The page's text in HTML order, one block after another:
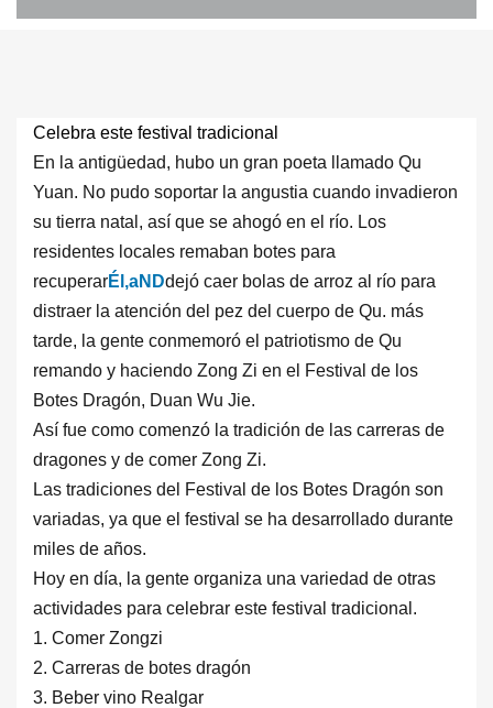
Celebra este festival tradicional
En la antigüedad, hubo un gran poeta llamado Qu
Yuan. No pudo soportar la angustia cuando invadieron
su tierra natal, así que se ahogó en el río. Los
residentes locales remaban botes para
recuperarÉl ,aNDdejó caer bolas de arroz al río para
distraer la atención del pez del cuerpo de Qu. más
tarde, la gente conmemoró el patriotismo de Qu
remando y haciendo Zong Zi en el Festival de los
Botes Dragón, Duan Wu Jie.
Así fue como comenzó la tradición de las carreras de
dragones y de comer Zong Zi.
Las tradiciones del Festival de los Botes Dragón son
variadas, ya que el festival se ha desarrollado durante
miles de años.
Hoy en día, la gente organiza una variedad de otras
actividades para celebrar este festival tradicional.
1. Comer Zongzi
2. Carreras de botes dragón
3. Beber vino Realgar